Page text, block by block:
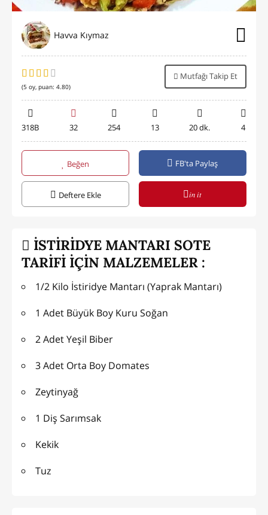
Havva Kıymaz
(5 oy, puan: 4.80)
Mutfağı Takip Et
318B 32 254 13 20 dk. 4
Beğen FB'ta Paylaş
Deftere Ekle in it
İSTİRİDYE MANTARI SOTE
TARİFİ İÇİN MALZEMELER :
1/2 Kilo İstiridye Mantarı (Yaprak Mantarı)
1 Adet Büyük Boy Kuru Soğan
2 Adet Yeşil Biber
3 Adet Orta Boy Domates
Zeytinyağ
1 Diş Sarımsak
Kekik
Tuz